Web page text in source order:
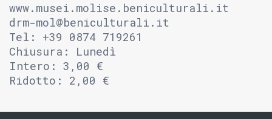
www.musei.molise.beniculturali.it
drm-mol@beniculturali.it
Tel: +39 0874 719261
Chiusura: Lunedì
Intero: 3,00 €
Ridotto: 2,00 €